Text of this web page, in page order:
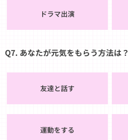
ドラマ出演
Q7. あなたが元気をもらう方法は？
友達と話す
運動をする